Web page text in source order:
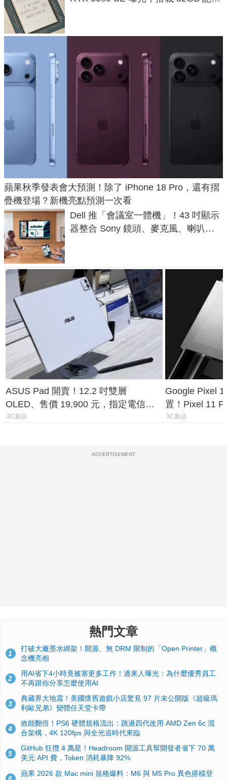
蘋果秋季發表會大預測！除了 iPhone 18 Pro，還有摺
疊機登場？新機亮點預測一次看
Dell 推「會議室一體機」！43 吋顯示
器整合 Sony 鏡頭、麥克風、喇叭，
ASUS Pad 開賣！12.2 吋雙層
OLED、售價 19,900 元，指定電信資
費最低 0 元入手
3C新品
Google Pixel
置！Pixel 11
1.6%
3C新品
ADVERTISEMENT
熱門文章
1
打破大廠墨水綁架！開源、無 DRM 限制的「Open Printer」概
念機亮相
2
用AI省下4小時竟被塞更多工作！過來人曝光：為什麼優秀員工
不再跟你分享怎麼使用AI
3
典藏界大地震！美國懷舊遊戲小店驚見 97 片未公開版《超級瑪
利歐兄弟》變體任天堂卡帶
4
效能翻倍！PS6 硬體規格流出：跳過四代改用 AMD Zen 6c 混
合架構，4K 120fps 與全光追時代來臨
5
GitHub 狂攬 4 萬星！Headroom 開源工具幫開發者省下 70 萬
美元 API 費，Token 消耗暴降 92%
蘋果 2026 款 Mac mini 規格爆料：M6 與 M5 Pro 異色搭檔登